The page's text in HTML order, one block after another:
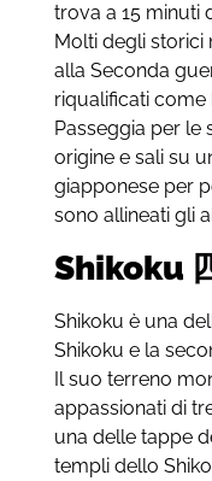
trova a 15 minuti
Molti degli storici
alla Seconda
riqualificati come
Passeggia per le
origine e sali su
giapponese per
sono allineati gli
Shikoku
Shikoku è una
Shikoku e la
Il suo terreno
appassionati di
una delle tappe
templi dello